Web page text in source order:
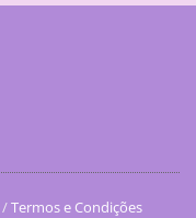
/Termos e Condições